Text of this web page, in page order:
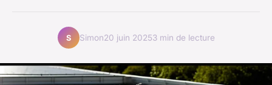
S Simon20 juin 20253 min de lecture